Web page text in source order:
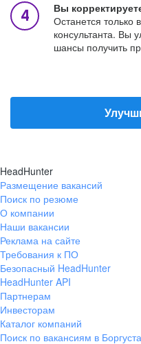
Вы
Останется только
консультанта. Вы
шансы получить
HeadHunter
Размещение вакансий
Поиск по резюме
О компании
Наши вакансии
Реклама на сайте
Требования к ПО
Безопасный HeadHunter
HeadHunter API
Партнерам
Инвесторам
Каталог компаний
Поиск по вакансиям в